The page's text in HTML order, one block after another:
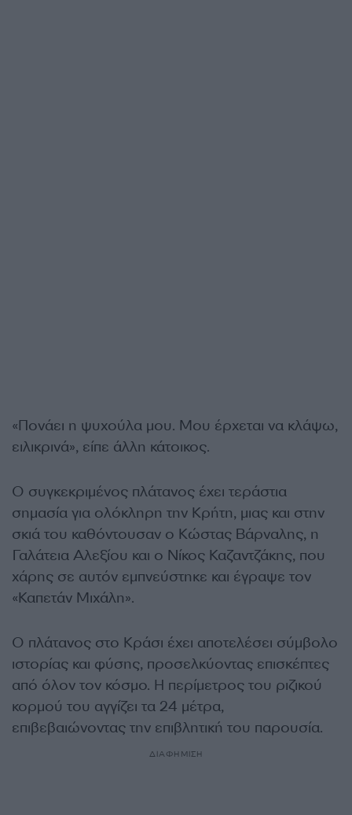
«Πονάει η ψυχούλα μου. Μου έρχεται να κλάψω,
ειλικρινά», είπε άλλη κάτοικος.
Ο συγκεκριμένος πλάτανος έχει τεράστια
σημασία για ολόκληρη την Κρήτη, μιας και στην
σκιά του καθόντουσαν ο Κώστας Βάρναλης, η
Γαλάτεια Αλεξίου και ο Νίκος Καζαντζάκης, που
χάρης σε αυτόν εμπνεύστηκε και έγραψε τον
«Καπετάν Μιχάλη».
Ο πλάτανος στο Κράσι έχει αποτελέσει σύμβολο
ιστορίας και φύσης, προσελκύοντας επισκέπτες
από όλον τον κόσμο. Η περίμετρος του ριζικού
κορμού του αγγίζει τα 24 μέτρα,
επιβεβαιώνοντας την επιβλητική του παρουσία.
ΔΙΑΦΗΜΙΣΗ